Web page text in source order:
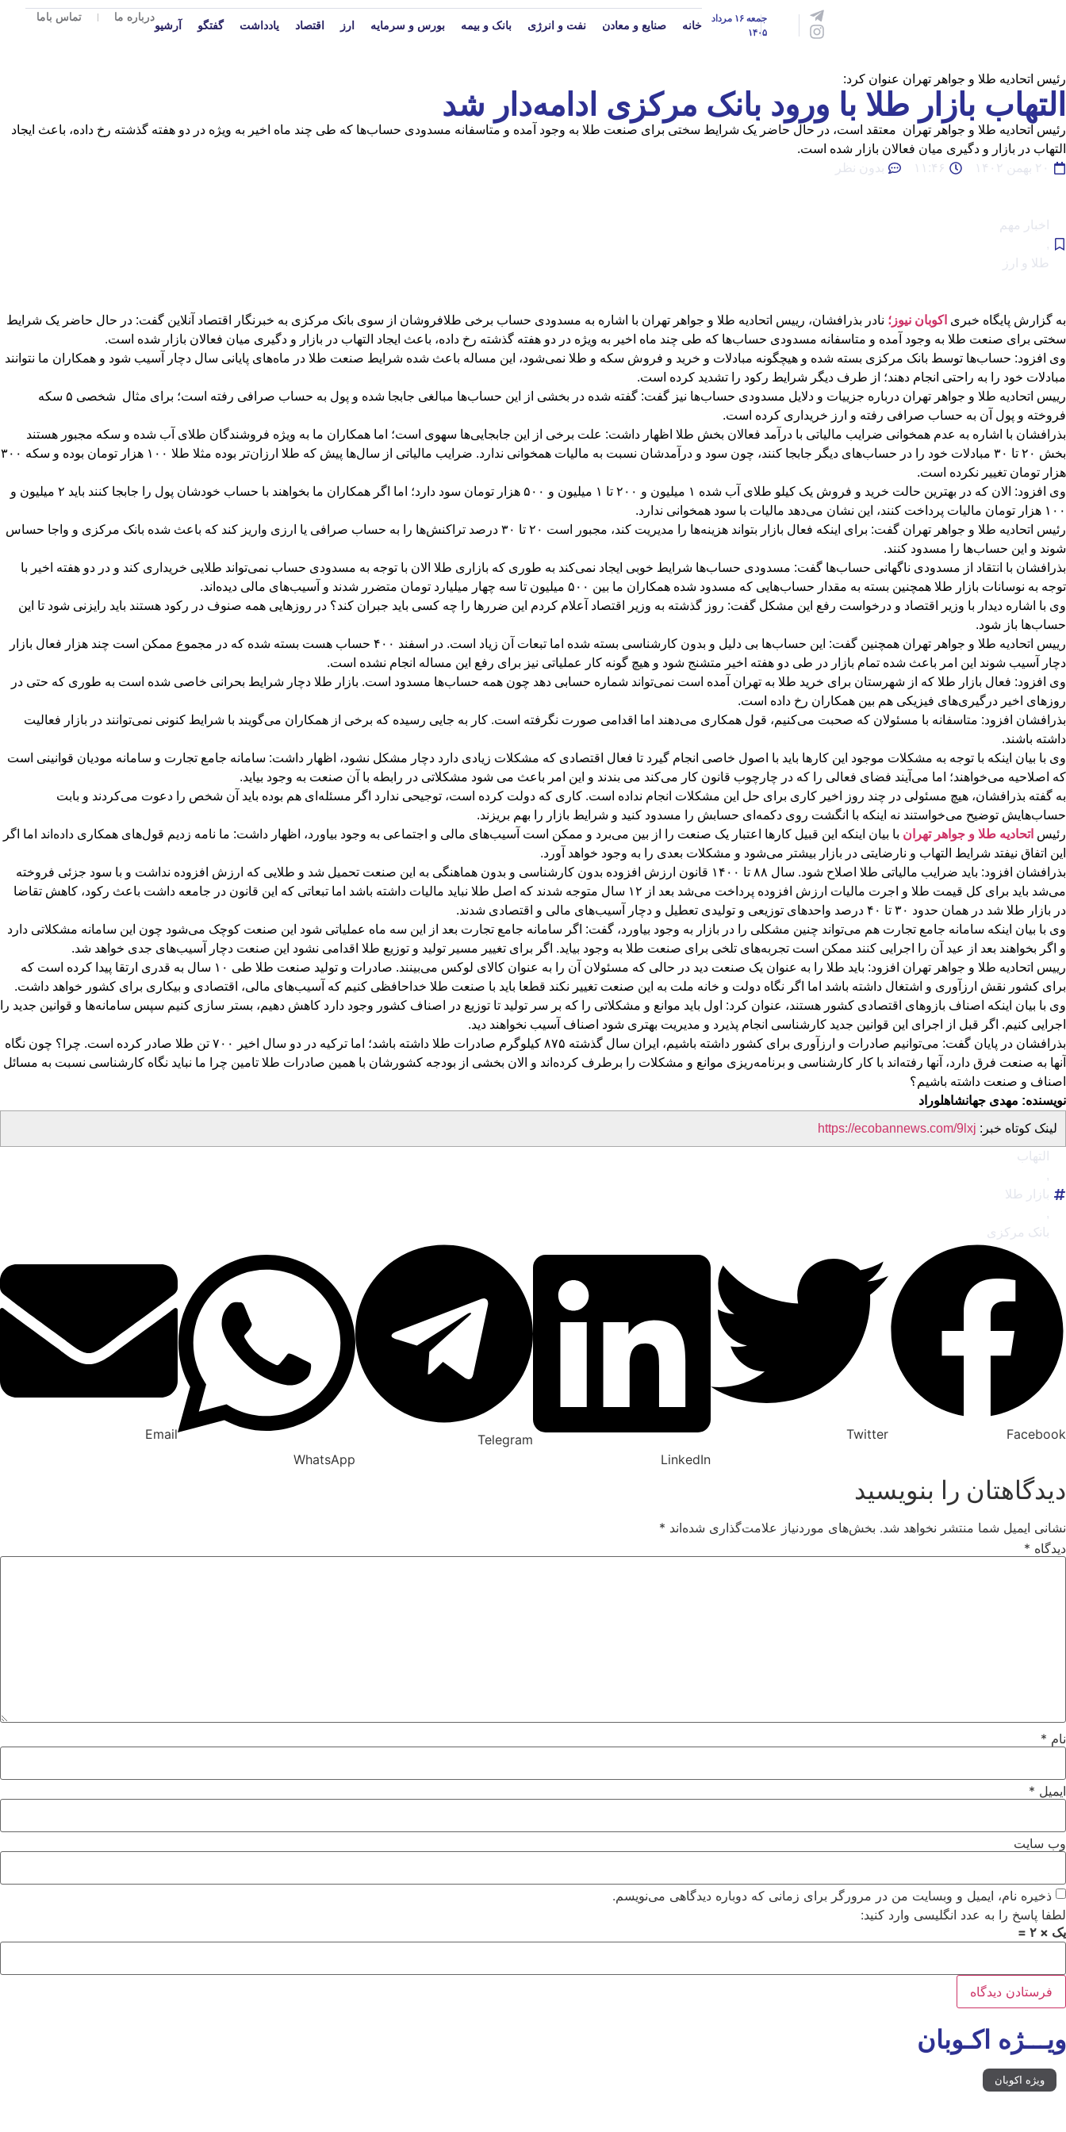
جمعه ۱۶ مرداد
۱۴۰۵
خانه صنایع و معادن نفت و انرژی بانک و بیمه بورس و سرمایه ارز اقتصاد یادداشت گفتگو آرشیو
درباره ما تماس باما
رئیس اتحادیه طلا و جواهر تهران عنوان کرد:
التهاب بازار طلا با ورود بانک مرکزی ادامه‌دار شد
رئیس اتحادیه طلا و جواهر تهران معتقد است، در حال حاضر یک شرایط سختی برای صنعت طلا به وجود آمده و متاسفانه مسدودی حساب‌ها که طی چند ماه اخیر به ویژه در دو هفته گذشته رخ داده، باعث ایجاد
التهاب در بازار و دگیری میان فعالان بازار شده است.
۲۰ بهمن ۱۴۰۲
۱۱:۴۶ بدون نظر
اخبار مهم
,
طلا و ارز
به گزارش پایگاه خبری اکوبان نیوز؛ نادر بذرافشان، رییس اتحادیه طلا و جواهر تهران با اشاره به مسدودی حساب برخی طلافروشان از سوی بانک مرکزی به خبرنگار اقتصاد آنلاین گفت: در حال حاضر یک شرایط
سختی برای صنعت طلا به وجود آمده و متاسفانه مسدودی حساب‌ها که طی چند ماه اخیر به ویژه در دو هفته گذشته رخ داده، باعث ایجاد التهاب در بازار و دگیری میان فعالان بازار شده است.
وی افزود: حساب‌ها توسط بانک مرکزی بسته شده و هیچگونه مبادلات و خرید و فروش سکه و طلا نمی‌شود، این مساله باعث شده شرایط صنعت طلا در ماه‌های پایانی سال دچار آسیب شود و همکاران ما نتوانند
مبادلات خود را به راحتی انجام دهند؛ از طرف دیگر شرایط رکود را تشدید کرده است.
رییس اتحادیه طلا و جواهر تهران درباره جزییات و دلایل مسدودی حساب‌ها نیز گفت: گفته شده در بخشی از این حساب‌ها مبالغی جابجا شده و پول به حساب صرافی رفته است؛ برای مثال شخصی ۵ سکه
فروخته و پول آن به حساب صرافی رفته و ارز خریداری کرده است.
بذرافشان با اشاره به عدم همخوانی ضرایب مالیاتی با درآمد فعالان بخش طلا اظهار داشت: علت برخی از این جابجایی‌ها سهوی است؛ اما همکاران ما به ویژه فروشندگان طلای آب شده و سکه مجبور هستند
بخش ۲۰ تا ۳۰ مبادلات خود را در حساب‌های دیگر جابجا کنند، چون سود و درآمدشان نسبت به مالیات همخوانی ندارد. ضرایب مالیاتی از سال‌ها پیش که طلا ارزان‌تر بوده مثلا طلا ۱۰۰ هزار تومان بوده و سکه ۳۰۰
هزار تومان تغییر نکرده است.
وی افزود: الان که در بهترین حالت خرید و فروش یک کیلو طلای آب شده ۱ میلیون و ۲۰۰ تا ۱ میلیون و ۵۰۰ هزار تومان سود دارد؛ اما اگر همکاران ما بخواهند با حساب خودشان پول را جابجا کنند باید ۲ میلیون و
۱۰۰ هزار تومان مالیات پرداخت کنند، این نشان می‌دهد مالیات با سود همخوانی ندارد.
رئیس اتحادیه طلا و جواهر تهران گفت: برای اینکه فعال بازار بتواند هزینه‌ها را مدیریت کند، مجبور است ۲۰ تا ۳۰ درصد تراکنش‌ها را به حساب صرافی یا ارزی واریز کند که باعث شده بانک مرکزی و واجا حساس
شوند و این حساب‌ها را مسدود کنند.
بذرافشان با انتقاد از مسدودی ناگهانی حساب‌ها گفت: مسدودی حساب‌ها شرایط خوبی ایجاد نمی‌کند به طوری که بازاری طلا الان با توجه به مسدودی حساب نمی‌تواند طلایی خریداری کند و در دو هفته اخیر با
توجه به نوسانات بازار طلا همچنین بسته به مقدار حساب‌هایی که مسدود شده همکاران ما بین ۵۰۰ میلیون تا سه چهار میلیارد تومان متضرر شدند و آسیب‌های مالی دیده‌اند.
وی با اشاره دیدار با وزیر اقتصاد و درخواست رفع این مشکل گفت: روز گذشته به وزیر اقتصاد آعلام کردم این ضررها را چه کسی باید جبران کند؟ در روزهایی همه صنوف در رکود هستند باید رایزنی شود تا این
حساب‌ها باز شود.
رییس اتحادیه طلا و جواهر تهران همچنین گفت: این حساب‌ها بی دلیل و بدون کارشناسی بسته شده اما تبعات آن زیاد است. در اسفند ۴۰۰ حساب هست بسته شده که در مجموع ممکن است چند هزار فعال بازار
دچار آسیب شوند این امر باعث شده تمام بازار در طی دو هفته اخیر متشنج شود و هیچ گونه کار عملیاتی نیز برای رفع این مساله انجام نشده است.
وی افزود: فعال بازار طلا که از شهرستان برای خرید طلا به تهران آمده است نمی‌تواند شماره حسابی دهد چون همه حساب‌ها مسدود است. بازار طلا دچار شرایط بحرانی خاصی شده است به طوری که حتی در
روزهای اخیر درگیری‌های فیزیکی هم بین همکاران رخ داده است.
بذرافشان افزود: متاسفانه با مسئولان که صحبت می‌کنیم، قول همکاری می‌دهند اما اقدامی صورت نگرفته است. کار به جایی رسیده که برخی از همکاران می‌گویند با شرایط کنونی نمی‌توانند در بازار فعالیت
داشته باشند.
وی با بیان اینکه با توجه به مشکلات موجود این کارها باید با اصول خاصی انجام گیرد تا فعال اقتصادی که مشکلات زیادی دارد دچار مشکل نشود، اظهار داشت: سامانه جامع تجارت و سامانه مودیان قوانینی است
که اصلاحیه می‌خواهند؛ اما می‌آیند فضای فعالی را که در چارچوب قانون کار می‌کند می بندند و این امر باعث می شود مشکلاتی در رابطه با آن صنعت به وجود بیاید.
به گفته بذرافشان، هیچ مسئولی در چند روز اخیر کاری برای حل این مشکلات انجام نداده است. کاری که دولت کرده است، توجیحی ندارد اگر مسئله‌ای هم بوده باید آن شخص را دعوت می‌کردند و بابت
حساب‌هایش توضیح می‌خواستند نه اینکه با انگشت روی دکمه‌ای حسابش را مسدود کنید و شرایط بازار را بهم بریزند.
رئیس اتحادیه طلا و جواهر تهران با بیان اینکه این قبیل کارها اعتبار یک صنعت را از بین می‌برد و ممکن است آسیب‌های مالی و اجتماعی به وجود بیاورد، اظهار داشت: ما نامه زدیم قول‌های همکاری داده‌اند اما اگر
این اتفاق نیفتد شرایط التهاب و نارضایتی در بازار بیشتر می‌شود و مشکلات بعدی را به وجود خواهد آورد.
بذرافشان افزود: باید ضرایب مالیاتی طلا اصلاح شود. سال ۸۸ تا ۱۴۰۰ قانون ارزش افزوده بدون کارشناسی و بدون هماهنگی به این صنعت تحمیل شد و طلایی که ارزش افزوده نداشت و با سود جزئی فروخته
می‌شد باید برای کل قیمت طلا و اجرت مالیات ارزش افزوده پرداخت می‌شد بعد از ۱۲ سال متوجه شدند که اصل طلا نباید مالیات داشته باشد اما تبعاتی که این قانون در جامعه داشت باعث رکود، کاهش تقاضا
در بازار طلا شد در همان حدود ۳۰ تا ۴۰ درصد واحدهای توزیعی و تولیدی تعطیل و دچار آسیب‌های مالی و اقتصادی شدند.
وی با بیان اینکه سامانه جامع تجارت هم می‌تواند چنین مشکلی را در بازار به وجود بیاورد، گفت: اگر سامانه جامع تجارت بعد از این سه ماه عملیاتی شود این صنعت کوچک می‌شود چون این سامانه مشکلاتی دارد
و اگر بخواهند بعد از عید آن را اجرایی کنند ممکن است تجربه‌های تلخی برای صنعت طلا به وجود بیاید. اگر برای تغییر مسیر تولید و توزیع طلا اقدامی نشود این صنعت دچار آسیب‌های جدی خواهد شد.
رییس اتحادیه طلا و جواهر تهران افزود: باید طلا را به عنوان یک صنعت دید در حالی که مسئولان آن را به عنوان کالای لوکس می‌بینند. صادرات و تولید صنعت طلا طی ۱۰ سال به قدری ارتقا پیدا کرده است که
برای کشور نقش ارزآوری و اشتغال داشته باشد اما اگر نگاه دولت و خانه ملت به این صنعت تغییر نکند قطعا باید با صنعت طلا خداحافظی کنیم که آسیب‌های مالی، اقتصادی و بیکاری برای کشور خواهد داشت.
وی با بیان اینکه اصناف بازوهای اقتصادی کشور هستند، عنوان کرد: اول باید موانع و مشکلاتی را که بر سر تولید تا توزیع در اصناف کشور وجود دارد کاهش دهیم، بستر سازی کنیم سپس سامانه‌ها و قوانین جدید را
اجرایی کنیم. اگر قبل از اجرای این قوانین جدید کارشناسی انجام پذیرد و مدیریت بهتری شود اصناف آسیب نخواهند دید.
بذرافشان در پایان گفت: می‌توانیم صادرات و ارزآوری برای کشور داشته باشیم، ایران سال گذشته ۸۷۵ کیلوگرم صادرات طلا داشته باشد؛ اما ترکیه در دو سال اخیر ۷۰۰ تن طلا صادر کرده است. چرا؟ چون نگاه
آنها به صنعت فرق دارد، آنها رفته‌اند با کار کارشناسی و برنامه‌ریزی موانع و مشکلات را برطرف کرده‌اند و الان بخشی از بودجه کشورشان با همین صادرات طلا تامین چرا ما نباید نگاه کارشناسی نسبت به مسائل
اصناف و صنعت داشته باشیم؟
نویسنده: مهدی جهانشاهلوراد
لینک کوتاه خبر: https://ecobannews.com/9lxj
التهاب
,
بازار طلا
,
بانک مرکزی
Facebook
Twitter
LinkedIn
Telegram
WhatsApp
Email
دیدگاهتان را بنویسید
نشانی ایمیل شما منتشر نخواهد شد. بخش‌های موردنیاز علامت‌گذاری شده‌اند *
دیدگاه *
نام *
ایمیل *
وب‌ سایت
ذخیره نام، ایمیل و وبسایت من در مرورگر برای زمانی که دوباره دیدگاهی می‌نویسم.
لطفا پاسخ را به عدد انگلیسی وارد کنید:
یک × ۲ =
ویـــژه اکـوبان
ویژه اکوبان